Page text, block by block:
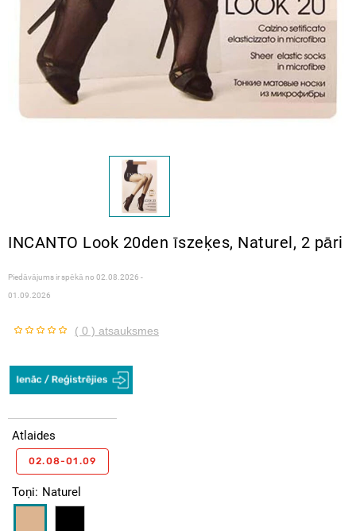
INCANTO Look 20den īszeķes, Naturel, 2 pāri
Piedāvājums ir spēkā no 02.08.2026 -
01.09.2026
( 0 ) atsauksmes
Toņi Naturel
Atlaides
02.08-01.09